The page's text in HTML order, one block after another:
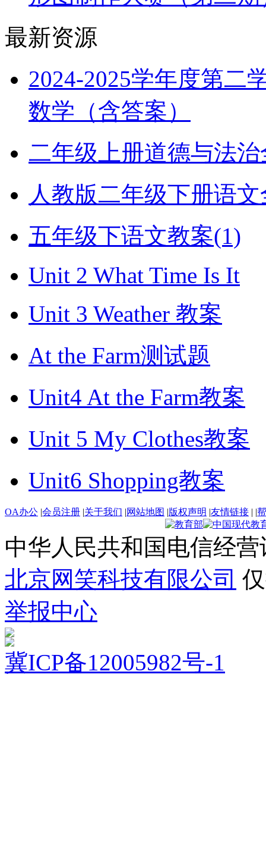
最新资源
2024-2025学年度第二
数学（含答案）
二年级上册道德与法
人教版二年级下册语
五年级下语文教案(1)
Unit 2 What Time Is It
Unit 3 Weather 教案
At the Farm测试题
Unit4 At the Farm教案
Unit 5 My Clothes教案
Unit6 Shopping教案
OA办公 |会员注册 |关于我们 |网站地图 |版权声明 |友情链接 | |
中华人民共和国电信经营
北京网笑科技有限公司
举报中心
冀ICP备12005982号-1